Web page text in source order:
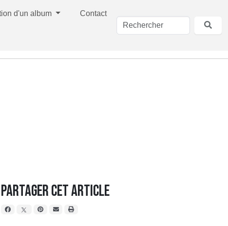
d'un album Contact
Partager cet article